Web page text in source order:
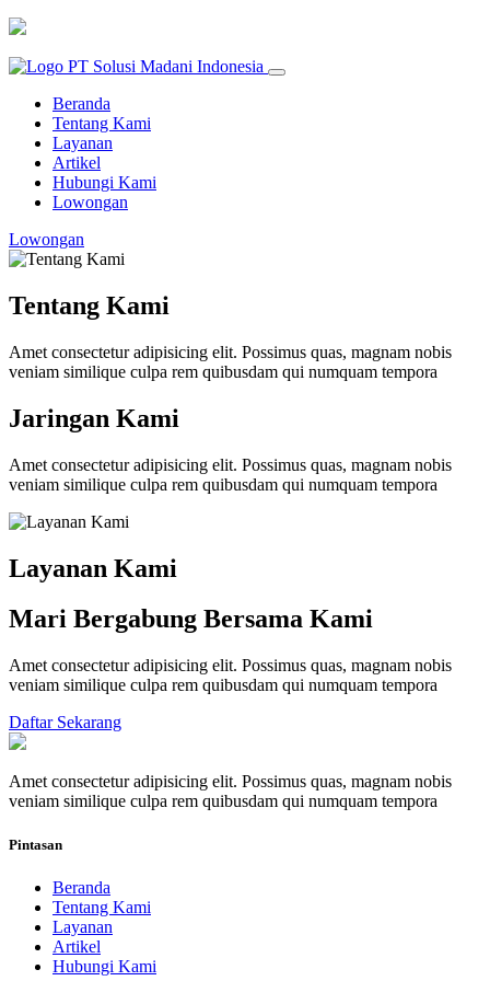
Beranda
Tentang Kami
Layanan
Artikel
Hubungi Kami
Lowongan
Lowongan
Tentang Kami
Amet consectetur adipisicing elit. Possimus quas, magnam nobis
veniam similique culpa rem quibusdam qui numquam tempora
Jaringan Kami
Amet consectetur adipisicing elit. Possimus quas, magnam nobis
veniam similique culpa rem quibusdam qui numquam tempora
Layanan Kami
Mari Bergabung Bersama Kami
Amet consectetur adipisicing elit. Possimus quas, magnam nobis
veniam similique culpa rem quibusdam qui numquam tempora
Daftar Sekarang
Amet consectetur adipisicing elit. Possimus quas, magnam nobis
veniam similique culpa rem quibusdam qui numquam tempora
Pintasan
Beranda
Tentang Kami
Layanan
Artikel
Hubungi Kami